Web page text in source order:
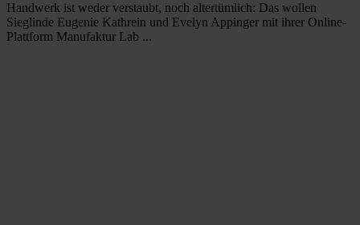
Handwerk ist weder verstaubt, noch altertümlich: Das wollen
Sieglinde Eugenie Kathrein und Evelyn Appinger mit ihrer Online-
Plattform Manufaktur Lab ...